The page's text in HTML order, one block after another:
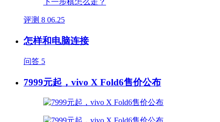
评测 8 06.25
怎样和电脑连接
问答 5
7999元起，vivo X Fold6售价公布